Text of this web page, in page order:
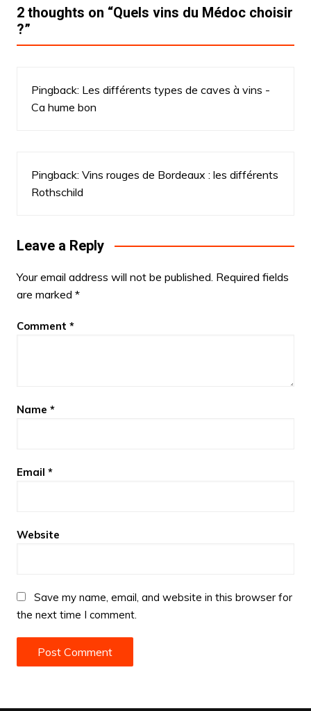
2 thoughts on “Quels vins du Médoc choisir
?”
Pingback: Les différents types de caves à vins -
Ca hume bon
Pingback: Vins rouges de Bordeaux : les différents
Rothschild
Leave a Reply
Your email address will not be published. Required fields
are marked *
Comment *
Name *
Email *
Website
Save my name, email, and website in this browser for
the next time I comment.